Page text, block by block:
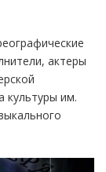
актеры
культуры им.